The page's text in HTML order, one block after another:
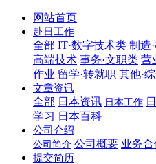
网站首页
赴日工作
全部 IT·数字技术类 制造
高端技术 事务·文职类 营
作业 留学·转就职 其他·
文章资讯
全部 日本资讯 日本工作
学习 日本百科
公司介绍
公司简介 公司概要 业务
提交简历